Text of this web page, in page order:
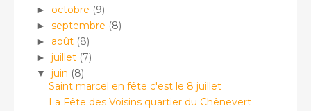
► octobre (9)
► septembre (8)
► août (8)
► juillet (7)
▼ juin (8)
Saint marcel en fête c'est le 8 juillet
La Fête des Voisins quartier du Chênevert